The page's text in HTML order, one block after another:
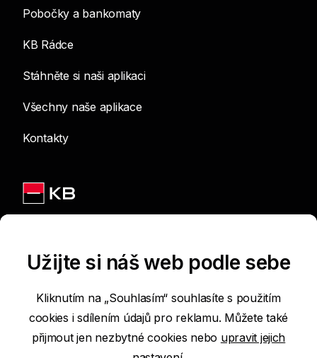
Pobočky a bankomaty
KB Rádce
Stáhněte si naši aplikaci
Všechny naše aplikace
Kontakty
Podmínky používání internetových stránek
Užijte si náš web podle sebe
Kliknutím na „Souhlasím“ souhlasíte s použitím
cookies i sdílením údajů pro reklamu. Můžete také
přijmout jen nezbytné cookies nebo upravit jejich